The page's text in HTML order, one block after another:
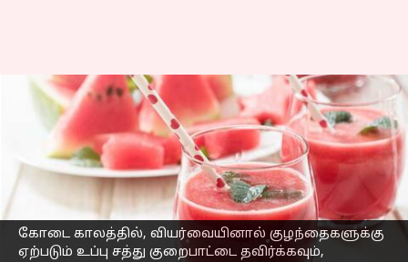
கோடை காலத்தில், வியர்வையினால் குழந்தைகளுக்கு
ஏற்படும் உப்பு சத்து குறைபாட்டை தவிர்க்கவும்,
உங்கள் குழந்தையை
ஆரோக்கியமாகவும்
சுறுசுறுப்பாகவும்
வைத்திருக்க ஹெல்த்தி
கோடைகால பானங்கள்
எழுதியவர் Venkatalakshmi V Apr 29, 2023 09:00 am